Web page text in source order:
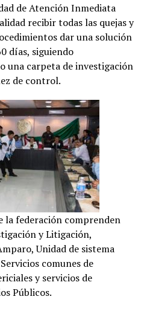
de Atención Inmediata
recibir todas las quejas y
dar una solución
días, siguiendo
una carpeta de investigación
de control.
la federación comprenden
y Litigación,
Unidad de sistema
comunes de
y servicios de
Públicos.